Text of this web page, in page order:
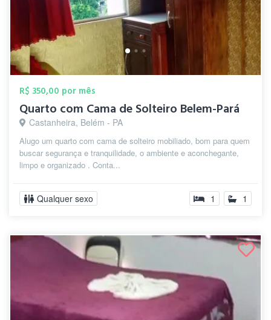
R$ 350,00 por mês
Quarto com Cama de Solteiro Belem-Pará
Castanheira, Belém - PA
Alugo um quarto com cama de solteiro mobiliado, bom para quem
buscar segurança e tranquilidade, o ambiente e aconchegante,
limpo e organizado . Conta...
Qualquer sexo 1 1